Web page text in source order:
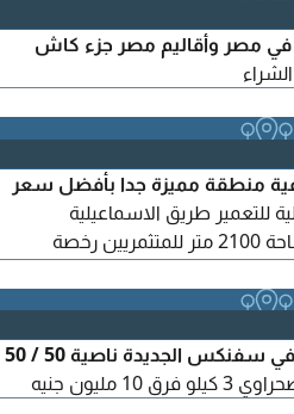
مصر وأقاليم مصر جزء كاش
منطقة مميزة جدا بأفضل سعر
للتعمير طريق الاسماعيلية
السويس الصحراوي قطعة مساحة 2100 متر للمتثمريين رخصة
أرض مشاركة 5 ونصف فدان في سفنكس الجديدة ناصية 50 / 50
جنيه